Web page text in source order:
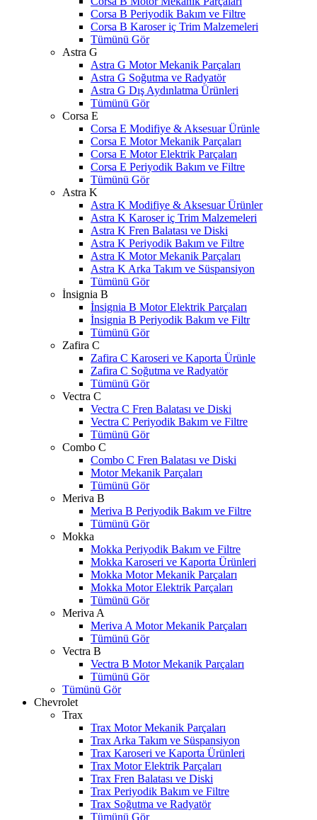
Corsa B Periyodik Bakım ve Filtre
Corsa B Karoser iç Trim Malzemeleri
Tümünü Gör
Astra G
Astra G Motor Mekanik Parçaları
Astra G Soğutma ve Radyatör
Astra G Dış Aydınlatma Ürünleri
Tümünü Gör
Corsa E
Corsa E Modifiye & Aksesuar Ürünle
Corsa E Motor Mekanik Parçaları
Corsa E Motor Elektrik Parçaları
Corsa E Periyodik Bakım ve Filtre
Tümünü Gör
Astra K
Astra K Modifiye & Aksesuar Ürünler
Astra K Karoser iç Trim Malzemeleri
Astra K Fren Balatası ve Diski
Astra K Periyodik Bakım ve Filtre
Astra K Motor Mekanik Parçaları
Astra K Arka Takım ve Süspansiyon
Tümünü Gör
İnsignia B
İnsignia B Motor Elektrik Parçaları
İnsignia B Periyodik Bakım ve Filtr
Tümünü Gör
Zafira C
Zafira C Karoseri ve Kaporta Ürünle
Zafira C Soğutma ve Radyatör
Tümünü Gör
Vectra C
Vectra C Fren Balatası ve Diski
Vectra C Periyodik Bakım ve Filtre
Tümünü Gör
Combo C
Combo C Fren Balatası ve Diski
Motor Mekanik Parçaları
Tümünü Gör
Meriva B
Meriva B Periyodik Bakım ve Filtre
Tümünü Gör
Mokka
Mokka Periyodik Bakım ve Filtre
Mokka Karoseri ve Kaporta Ürünleri
Mokka Motor Mekanik Parçaları
Mokka Motor Elektrik Parçaları
Tümünü Gör
Meriva A
Meriva A Motor Mekanik Parçaları
Tümünü Gör
Vectra B
Vectra B Motor Mekanik Parçaları
Tümünü Gör
Tümünü Gör
Chevrolet
Trax
Trax Motor Mekanik Parçaları
Trax Arka Takım ve Süspansiyon
Trax Karoseri ve Kaporta Ürünleri
Trax Motor Elektrik Parçaları
Trax Fren Balatası ve Diski
Trax Periyodik Bakım ve Filtre
Trax Soğutma ve Radyatör
Tümünü Gör